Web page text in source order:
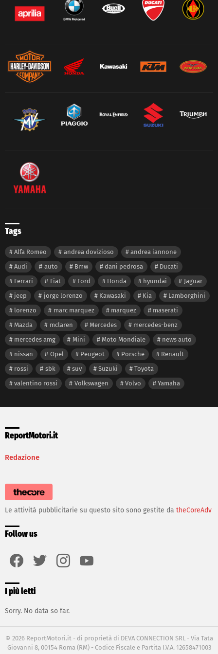
Tags
Alfa Romeo andrea dovizioso
andrea iannone
Audi
auto Bmw dani pedrosa
Ducati
Ferrari
Fiat Ford Honda hyundai
Jaguar
jeep
jorge lorenzo Kawasaki Kia
Lamborghini
lorenzo
marc marquez marquez
maserati
Mazda
mclaren Mercedes
mercedes-benz
mercedes amg
Mini Moto Mondiale
news auto
nissan
Opel Peugeot Porsche
Renault
rossi
sbk suv Suzuki
Toyota
valentino rossi
Volkswagen Volvo Yamaha
ReportMotori.it
Redazione
Le attività pubblicitarie su questo sito sono gestite da theCoreAdv
Follow us
I più letti
Sorry. No data so far.
© 2026 ReportMotori.it - di proprietà di DEVA CONNECTION SRL - Via Tata
Giovanni 8, 00154 Roma (RM) - Codice Fiscale e Partita I.V.A. 12658471003